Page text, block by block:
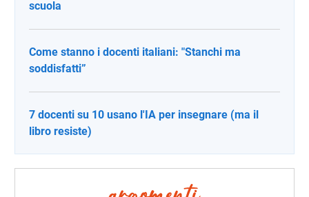
scuola
Come stanno i docenti italiani: "Stanchi ma
soddisfatti”
7 docenti su 10 usano l'IA per insegnare (ma il
libro resiste)